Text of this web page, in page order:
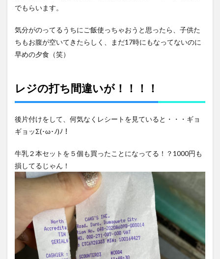
でもらいます。
気分がのってるうちにご飯使っちゃおうと思ったら、子供た
ちもお腹が空いてきたらしく、まだ17時にもなってないのに
早めの夕食（笑）
レジの打ち間違いが！！！！
後片付けをして、何気なくレシートを見ていると・・・ギョ
ギョッΣ(･ω･ﾉ)ﾉ！
牛乳２本セットを５個も買ったことになってる！？1000円も
損してるじゃん！